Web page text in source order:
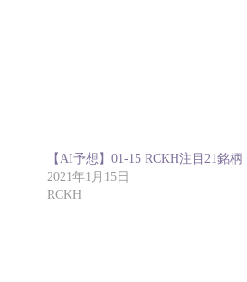
【AI予想】01-15 RCKH注目21銘柄
2021年1月15日
RCKH